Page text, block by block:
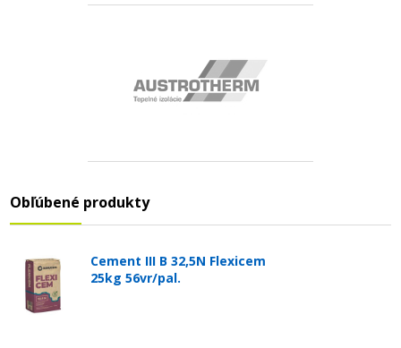
Obľúbené produkty
Cement III B 32,5N Flexicem
25kg 56vr/pal.